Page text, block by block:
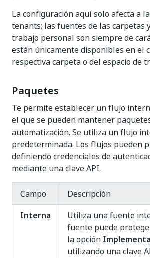
La configuración aquí solo afecta a
tenants; las fuentes de las carpetas
trabajo personal son siempre de
están únicamente disponibles en el
respectiva carpeta o del espacio de
Paquetes
Te permite establecer un flujo
el que se pueden mantener
automatización. Se utiliza un flujo
predeterminada. Los flujos pueden
definiendo credenciales de
mediante una clave API.
Campo
Descripción
Interna
Utiliza una fuente
fuente puede
la opción
utilizando una clave